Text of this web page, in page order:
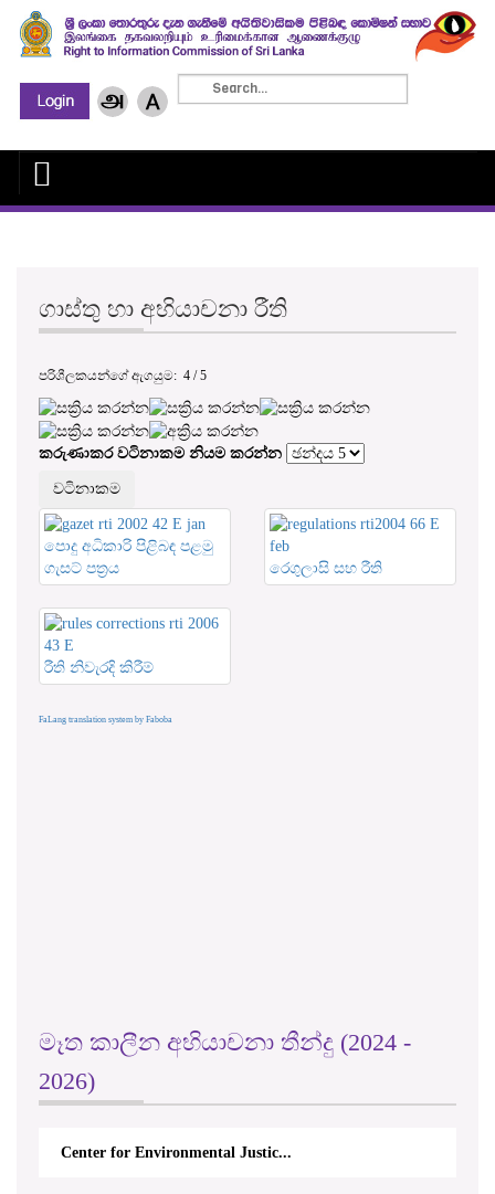
ගාස්තු හා අභියාචනා රීති
පරිශීලකයන්ගේ ඇගයුම: 4 /5
කරුණාකර වටිනාකම නියම කරන්න
පොදු අධිකාරි පිළිබඳ පළමු
ගැසට් පත්‍රය
රෙගුලාසි සහ රීති
රීති නිවැරදි කිරීම්
FaLang translation system by Faboba
මෑත කාලීන අභියාචනා තීන්දු (2024 -
2026)
Center for Environmental Justic...